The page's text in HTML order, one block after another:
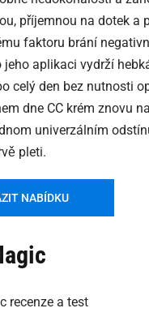
příjemnou na dotek a
faktoru brání
jeho aplikaci vydrží
celý den bez nutnosti
dne CC krém znovu
univerzálním
pleti.
NABÍDKU